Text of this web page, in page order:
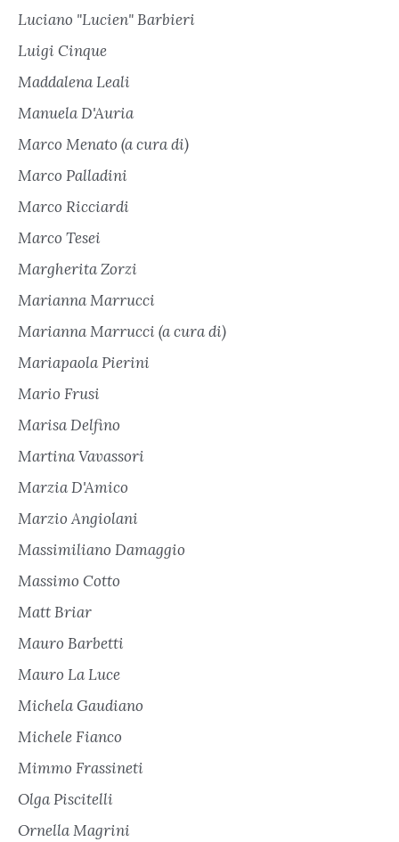
Luciano "Lucien" Barbieri
Luigi Cinque
Maddalena Leali
Manuela D'Auria
Marco Menato (a cura di)
Marco Palladini
Marco Ricciardi
Marco Tesei
Margherita Zorzi
Marianna Marrucci
Marianna Marrucci (a cura di)
Mariapaola Pierini
Mario Frusi
Marisa Delfino
Martina Vavassori
Marzia D'Amico
Marzio Angiolani
Massimiliano Damaggio
Massimo Cotto
Matt Briar
Mauro Barbetti
Mauro La Luce
Michela Gaudiano
Michele Fianco
Mimmo Frassineti
Olga Piscitelli
Ornella Magrini